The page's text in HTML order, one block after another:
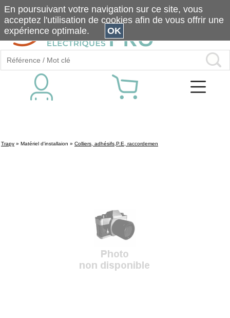
Trapy » Matériel d'installaion » Colliers, adhésifs,P.E, raccordemen
En poursuivant votre navigation sur ce site, vous
acceptez l'utilisation de cookies afin de vous offrir une
expérience optimale.
OK